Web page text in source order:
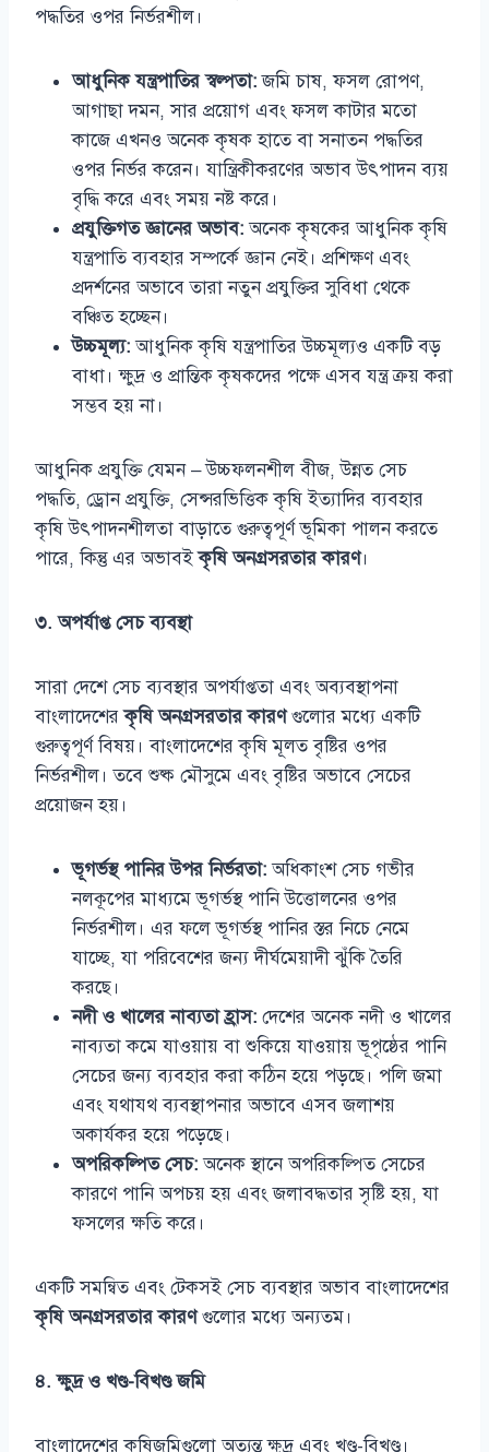
পদ্ধতির ওপর নির্ভরশীল।
আধুনিক যন্ত্রপাতির স্বল্পতা:জমি চাষ, ফসল রোপণ,
আগাছা দমন, সার প্রয়োগ এবং ফসল কাটার মতো
কাজে এখনও অনেক কৃষক হাতে বা সনাতন পদ্ধতির
ওপর নির্ভর করেন। যান্ত্রিকীকরণের অভাব উৎপাদন ব্যয়
বৃদ্ধি করে এবং সময় নষ্ট করে।
প্রযুক্তিগত জ্ঞানের অভাব:অনেক কৃষকের আধুনিক কৃষি
যন্ত্রপাতি ব্যবহার সম্পর্কে জ্ঞান নেই। প্রশিক্ষণ এবং
প্রদর্শনের অভাবে তারা নতুন প্রযুক্তির সুবিধা থেকে
বঞ্চিত হচ্ছেন।
উচ্চমূল্য:আধুনিক কৃষি যন্ত্রপাতির উচ্চমূল্যও একটি বড়
বাধা। ক্ষুদ্র ও প্রান্তিক কৃষকদের পক্ষে এসব যন্ত্র ক্রয় করা
সম্ভব হয় না।
আধুনিক প্রযুক্তি যেমন – উচ্চফলনশীল বীজ, উন্নত সেচ
পদ্ধতি, ড্রোন প্রযুক্তি, সেন্সরভিত্তিক কৃষি ইত্যাদির ব্যবহার
কৃষি উৎপাদনশীলতা বাড়াতে গুরুত্বপূর্ণ ভূমিকা পালন করতে
পারে, কিন্তু এর অভাবইকৃষি অনগ্রসরতার কারণ।
৩. অপর্যাপ্ত সেচ ব্যবস্থা
সারা দেশে সেচ ব্যবস্থার অপর্যাপ্ততা এবং অব্যবস্থাপনা
বাংলাদেশেরকৃষি অনগ্রসরতার কারণগুলোর মধ্যে একটি
গুরুত্বপূর্ণ বিষয়। বাংলাদেশের কৃষি মূলত বৃষ্টির ওপর
নির্ভরশীল। তবে শুষ্ক মৌসুমে এবং বৃষ্টির অভাবে সেচের
প্রয়োজন হয়।
ভূগর্ভস্থ পানির উপর নির্ভরতা:অধিকাংশ সেচ গভীর
নলকূপের মাধ্যমে ভূগর্ভস্থ পানি উত্তোলনের ওপর
নির্ভরশীল। এর ফলে ভূগর্ভস্থ পানির স্তর নিচে নেমে
যাচ্ছে, যা পরিবেশের জন্য দীর্ঘমেয়াদী ঝুঁকি তৈরি
করছে।
নদী ও খালের নাব্যতা হ্রাস: দেশের অনেক নদী ও খালের
নাব্যতা কমে যাওয়ায় বা শুকিয়ে যাওয়ায় ভূপৃষ্ঠের পানি
সেচের জন্য ব্যবহার করা কঠিন হয়ে পড়ছে। পলি জমা
এবং যথাযথ ব্যবস্থাপনার অভাবে এসব জলাশয়
অকার্যকর হয়ে পড়েছে।
অপরিকল্পিত সেচ:অনেক স্থানে অপরিকল্পিত সেচের
কারণে পানি অপচয় হয় এবং জলাবদ্ধতার সৃষ্টি হয়, যা
ফসলের ক্ষতি করে।
একটি সমন্বিত এবং টেকসই সেচ ব্যবস্থার অভাব বাংলাদেশের
কৃষি অনগ্রসরতার কারণগুলোর মধ্যে অন্যতম।
৪. ক্ষুদ্র ও খণ্ড-বিখণ্ড জমি
বাংলাদেশের কৃষিজমিগুলো অত্যন্ত ক্ষুদ্র এবং খণ্ড-বিখণ্ড।